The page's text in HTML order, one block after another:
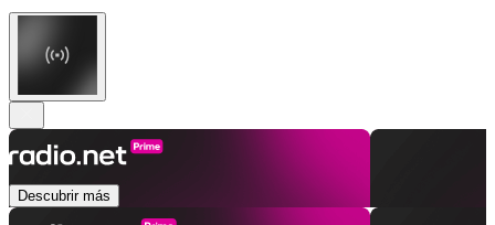
Descubrir más